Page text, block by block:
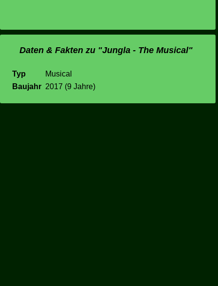
Daten & Fakten zu "Jungla - The Musical"
Typ
Musical
Baujahr 2017 (9 Jahre)